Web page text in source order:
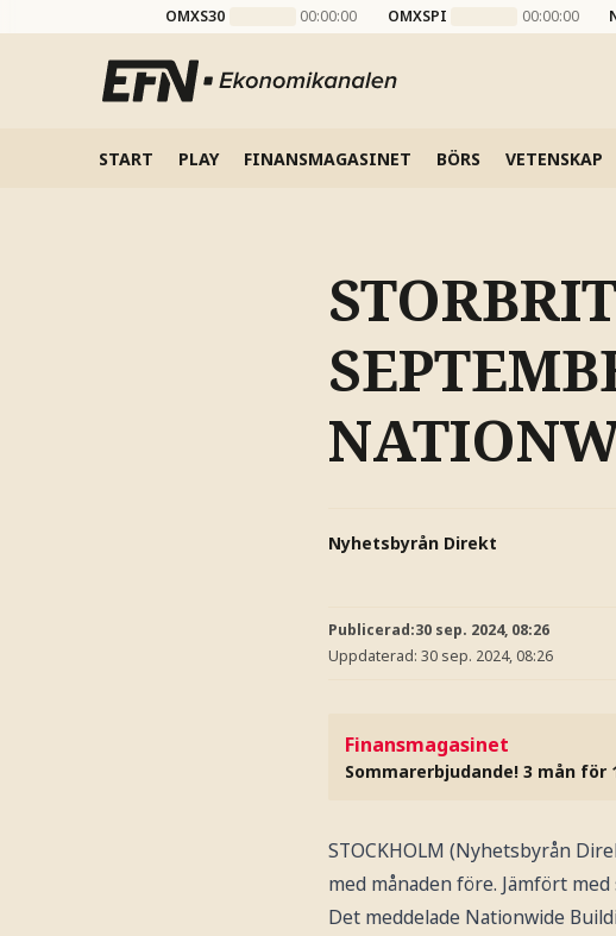
OMXS30 00:00:00 OMXSPI 00:00:00
START PLAY FINANSMAGASINET BÖRS VETENSKAP
Nyhetsbyrån Direkt
Publicerad:30 sep. 2024, 08:26
Uppdaterad: 30 sep. 2024, 08:26
Finansmagasinet
Sommarerbjudande! 3 mån för
STOCKHOLM (Nyhetsbyrån
med månaden före. Jämfört
Det meddelade Nationwide